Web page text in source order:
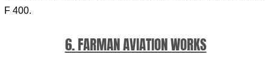
F 400.
6. FARMAN AVIATION WORKS